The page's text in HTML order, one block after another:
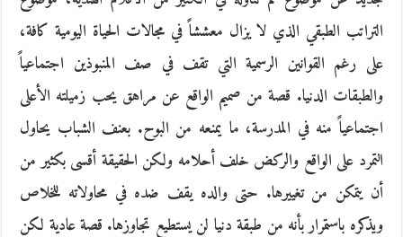
التراتب الطبقي الذي لا يزال معششاً في مجالات الحياة اليومية كافة،
على رغم القوانين الرسمية التي تقف في صف المنبوذين اجتماعياً
والطبقات الدنيا. قصة من صميم الواقع عن مراهق يحب زميلته الأعلى
اجتماعياً منه في المدرسة، ما يمنعه من البوح. بعنف الشباب يحاول
التمرد على الواقع والركض خلف أحلامه ولكن الحقيقة أقسى بكثير من
أن يتمكن من تغييرها. حتى والده يقف ضده في محاولاته للخلاص
ويذكره باستمرار بأنه من طبقة دنيا لن يستطيع تجاوزها. قصة عادية لكن